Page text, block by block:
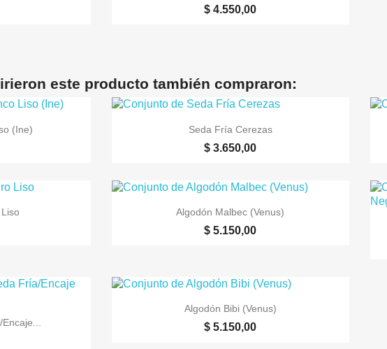
$ 4.550,00
este producto también compraron:
(Ine)  Vista rápida
Seda Fría Cerezas
$ 3.650,00
 Vista rápida
Algodón Malbec (Venus)
$ 5.150,00
 Vista rápida
Algodón Bibi (Venus)
$ 5.150,00